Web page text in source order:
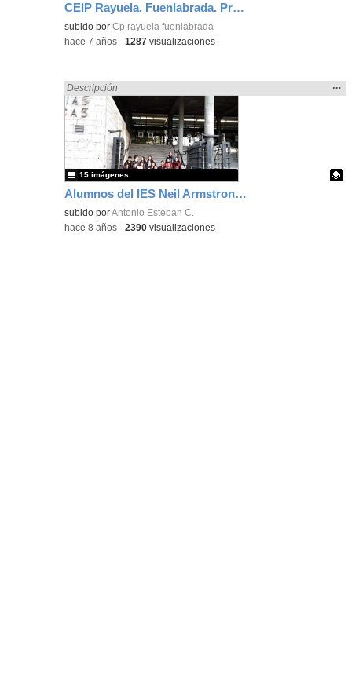
CEIP Rayuela. Fuenlabrada. Proyecto Erasmus-Plus, Escuela de Familias.
subido porCp rayuela fuenlabrada
-hace 7 años -1287 visualizaciones
Alumnos del IES Neil Armstrong de Valdemoro en la Facultad de Biológicas. UCM. Semana de la Ciencia. Taller de bioquímica "pon un bioquímico en tu cocina".
Encontrado «Experiencias» en:
Descripción
la
…
Contenido educativo.
subido porAntonio Esteban C.
15 imágenes
-hace 8 años -2390 visualizaciones